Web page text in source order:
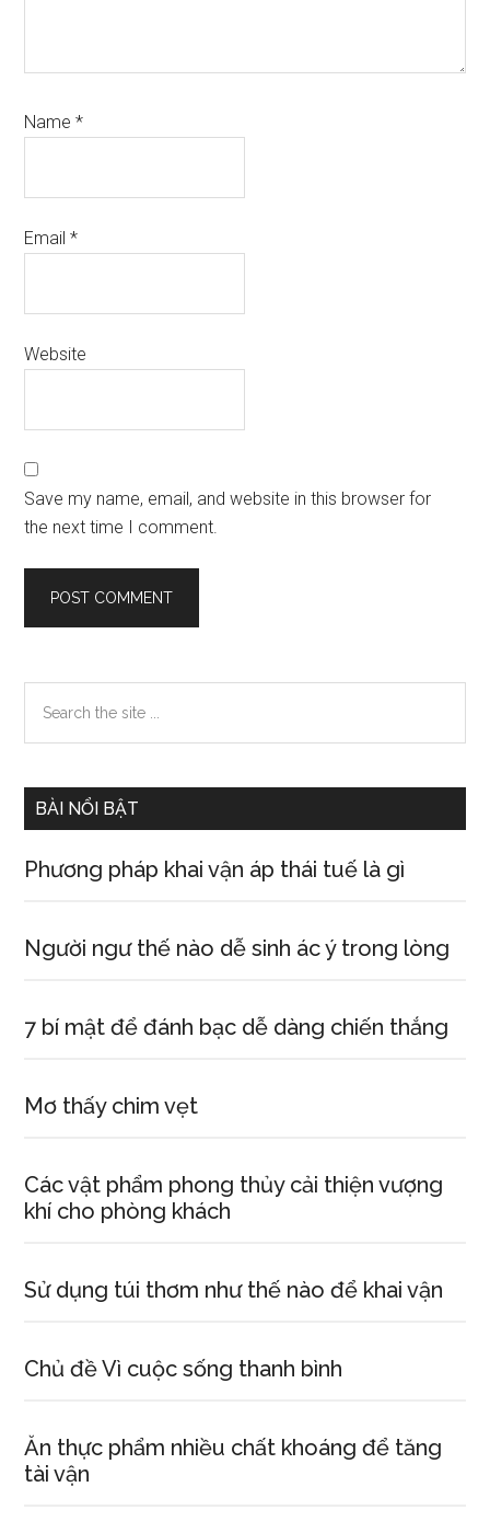
Name*
Email*
Website
Save my name, email, and website in this browser for
the next time I comment.
Primary
Sidebar
the
BÀI NỔI BẬT
Phương pháp khai vận áp thái tuế là gì
Người ngư thế nào dễ sinh ác ý trong lòng
7 bí mật để đánh bạc dễ dàng chiến thắng
Mơ thấy chim vẹt
Các vật phẩm phong thủy cải thiện vượng
khí cho phòng khách
Sử dụng túi thơm như thế nào để khai vận
Chủ đề Vì cuộc sống thanh bình
Ăn thực phẩm nhiều chất khoáng để tăng
tài vận